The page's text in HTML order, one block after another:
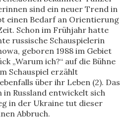
sind ein neuer Trend in
einen Bedarf an Orientierung
Schon im Frühjahr hatte
russische Schauspielerin
geboren 1988 im Gebiet
„Warum ich?“ auf die Bühne
Schauspiel erzählt
über ihr Leben (2). Das
in Russland entwickelt sich
in der Ukraine tut dieser
Abbruch.